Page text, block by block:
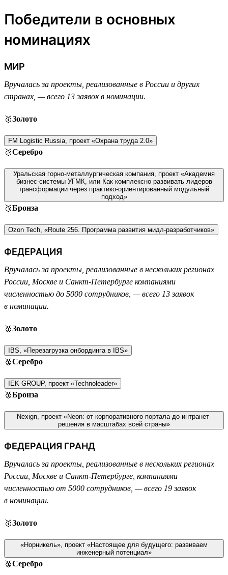
Победители в основных
номинациях
МИР
Вручалась за проекты, реализованные в России и других
странах, — всего 13 заявок в номинации.
🥇Золото
FM Logistic Russia, проект «Охрана труда 2.0»
🥈Серебро
Уральская горно-металлургическая компания, проект «Академия
бизнес-системы УГМК, или Как комплексно развивать лидеров
трансформации через практико-ориентированный модульный
подход»
🥉Бронза
Ozon Tech, «Route 256. Программа развития мидл-разработчиков»
ФЕДЕРАЦИЯ
Вручалась за проекты, реализованные в нескольких регионах
России, Москве и Санкт-Петербурге компаниями
численностью до 5000 сотрудников, — всего 13 заявок
в номинации.
🥇Золото
IBS, «Перезагрузка онбординга в IBS»
🥈Серебро
IEK GROUP, проект «Technoleader»
🥉Бронза
Nexign, проект «Neon: от корпоративного портала до интранет-
решения в масштабах всей страны»
ФЕДЕРАЦИЯ ГРАНД
Вручалась за проекты, реализованные в нескольких регионах
России, Москве и Санкт-Петербурге, компаниями
численностью от 5000 сотрудников, — всего 19 заявок
в номинации.
🥇Золото
«Норникель», проект «Настоящее для будущего: развиваем
инженерный потенциал»
🥈Серебро